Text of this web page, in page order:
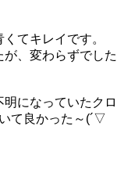
てキレイです。
、変わらずでした
になっていたクロ
て良かった～(´▽